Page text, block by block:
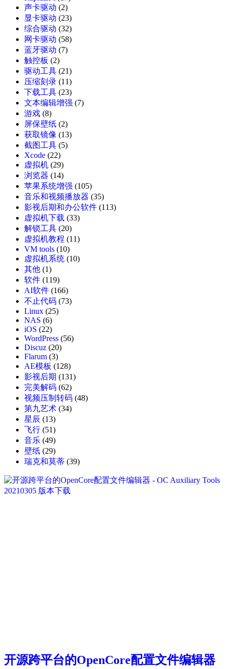
声卡驱动 (2)
显卡驱动 (23)
综合驱动 (32)
网卡驱动 (58)
蓝牙驱动 (7)
触控板 (2)
驱动工具 (21)
压缩刻录 (11)
下载工具 (23)
文本编辑增强 (7)
游戏 (8)
屏保壁纸 (2)
获取镜像 (13)
截图工具 (5)
Xcode (22)
虚拟机 (29)
浏览器 (14)
苹果系统增强 (105)
音乐和视频播放器 (35)
影视后期和办公软件 (113)
虚拟机下载 (33)
解锁工具 (20)
虚拟机教程 (11)
VM tools (10)
虚拟机系统 (10)
其他 (1)
软件 (119)
AI软件 (166)
不止代码 (73)
Linux (25)
NAS (6)
iOS (22)
WordPress (56)
Discuz (20)
Flarum (3)
AE模板 (128)
影视后期 (131)
完美解码 (62)
视频压制转码 (48)
第九艺术 (34)
星辰 (13)
飞行 (51)
音乐 (49)
壁纸 (29)
瑞克和莫蒂 (39)
开源跨平台的OpenCore配置文件编辑器